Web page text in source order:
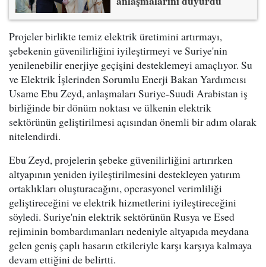
Projeler birlikte temiz elektrik üretimini artırmayı,
şebekenin güvenilirliğini iyileştirmeyi ve Suriye'nin
yenilenebilir enerjiye geçişini desteklemeyi amaçlıyor. Su
ve Elektrik İşlerinden Sorumlu Enerji Bakan Yardımcısı
Usame Ebu Zeyd, anlaşmaları Suriye-Suudi Arabistan iş
birliğinde bir dönüm noktası ve ülkenin elektrik
sektörünün geliştirilmesi açısından önemli bir adım olarak
nitelendirdi.
Ebu Zeyd, projelerin şebeke güvenilirliğini artırırken
altyapının yeniden iyileştirilmesini destekleyen yatırım
ortaklıkları oluşturacağını, operasyonel verimliliği
geliştireceğini ve elektrik hizmetlerini iyileştireceğini
söyledi. Suriye'nin elektrik sektörünün Rusya ve Esed
rejiminin bombardımanları nedeniyle altyapıda meydana
gelen geniş çaplı hasarın etkileriyle karşı karşıya kalmaya
devam ettiğini de belirtti.